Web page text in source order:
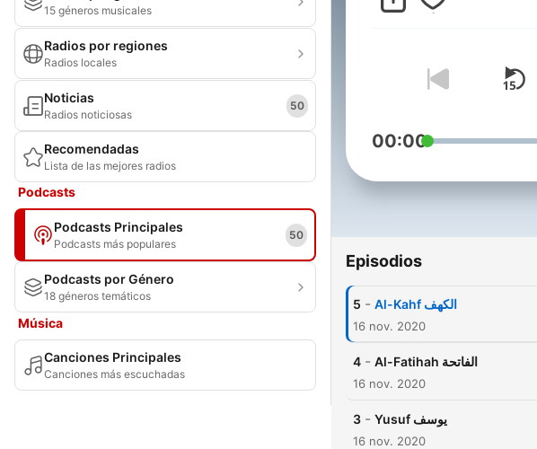
15 géneros musicales
Radios por regiones
Radios locales
Noticias
Radios noticiosas
50
Recomendadas
Lista de las mejores radios
Podcasts
Podcasts Principales
Podcasts más populares
50
Podcasts por Género
18 géneros temáticos
Música
Canciones Principales
Canciones más escuchadas
00:00
Episodios
5 - Al-Kahf الكهف
16 nov. 2020
4 - Al-Fatihah الفاتحة
16 nov. 2020
3 - Yusuf يوسف
16 nov. 2020